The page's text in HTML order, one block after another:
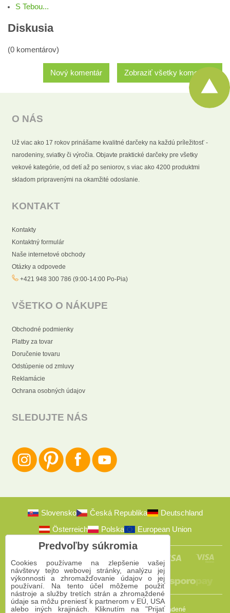
S Tebou...
Diskusia
(0 komentárov)
Zobraziť všetky komentáre
Nový komentár
O NÁS
Už viac ako 17 rokov prinášame kvalitné darčeky na každú príležitosť -
narodeniny, sviatky či výročia. Objavte praktické darčeky pre všetky
vekové kategórie, od detí až po seniorov, s viac ako 4200 produktmi
skladom pripravenými na okamžité odoslanie.
KONTAKT
Kontakty
Kontaktný formulár
Naše internetové obchody
Otázky a odpovede
+421 948 300 786 (9:00-14:00 Po-Pia)
VŠETKO O NÁKUPE
Obchodné podmienky
Platby za tovar
Doručenie tovaru
Odstúpenie od zmluvy
Reklamácie
Ochrana osobných údajov
SLEDUJTE NÁS
Slovensko Česká Republika
Deutschland
Österreich
Polska European Union
2009-2026 © Bomba s.r.o.Všetky práva vyhradené
Predvoľby súkromia
Cookies používame na zlepšenie vašej
návštevy tejto webovej stránky, analýzu jej
výkonnosti a zhromažďovanie údajov o jej
používaní. Na tento účel môžeme použiť
nástroje a služby tretích strán a zhromaždené
údaje sa môžu preniesť k partnerom v EÚ, USA
alebo iných krajinách. Kliknutím na "Prijať